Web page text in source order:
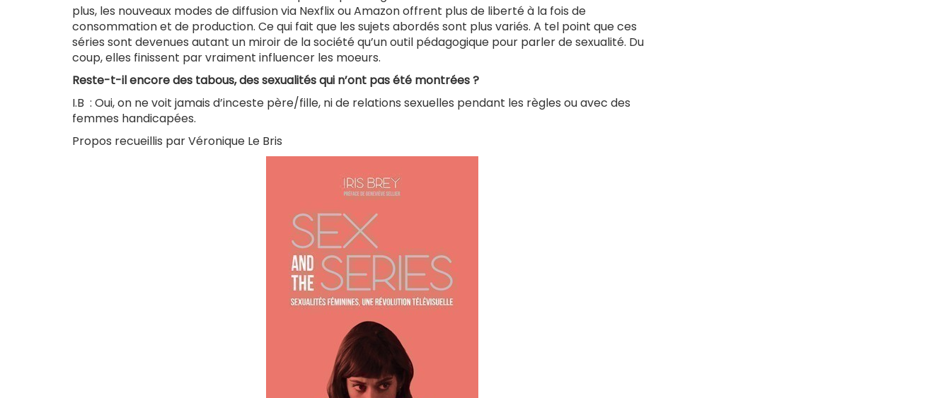
plus, les nouveaux modes de diffusion via Nexflix ou Amazon offrent plus de liberté à la fois de
consommation et de production. Ce qui fait que les sujets abordés sont plus variés. A tel point que ces
séries sont devenues autant un miroir de la société qu’un outil pédagogique pour parler de sexualité. Du
coup, elles finissent par vraiment influencer les moeurs.
Reste-t-il encore des tabous, des sexualités qui n’ont pas été montrées ?
I.B : Oui, on ne voit jamais d’inceste père/fille, ni de relations sexuelles pendant les règles ou avec des
femmes handicapées.
Propos recueillis par Véronique Le Bris